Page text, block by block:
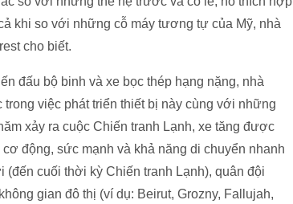
khi so với những cỗ máy tương tự của Mỹ, nhà
cho biết.
đấu bộ binh và xe bọc thép hạng nặng, nhà
việc phát triển thiết bị này cùng với những
xảy ra cuộc Chiến tranh Lạnh, xe tăng được
động, sức mạnh và khả năng di chuyển nhanh
cuối thời kỳ Chiến tranh Lạnh), quân đội
gian đô thị (ví dụ: Beirut, Grozny, Fallujah,